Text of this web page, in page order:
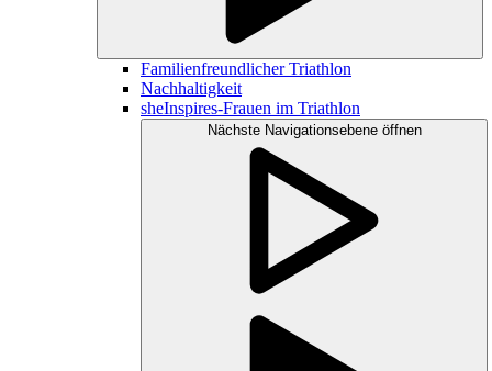
Familienfreundlicher Triathlon
Nachhaltigkeit
sheInspires-Frauen im Triathlon
Nächste Navigationsebene öffnen